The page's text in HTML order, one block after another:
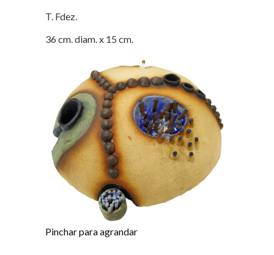
T. Fdez.
36 cm. diam. x 15 cm.
Pinchar para agrandar